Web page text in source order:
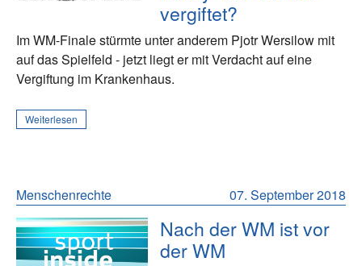
vergiftet?
Im WM-Finale stürmte unter anderem Pjotr Wersilow mit
auf das Spielfeld - jetzt liegt er mit Verdacht auf eine
Vergiftung im Krankenhaus.
Weiterlesen
07. September 2018
Menschenrechte
Nach der WM ist vor
der WM